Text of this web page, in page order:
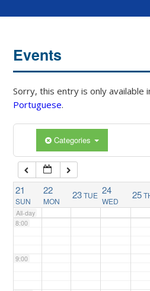
Events
Sorry, this entry is only available
Portuguese.
Categories
21
SUN
22
MON
23TUE 24
WED
25
All-day
7:00
8:00
9:00